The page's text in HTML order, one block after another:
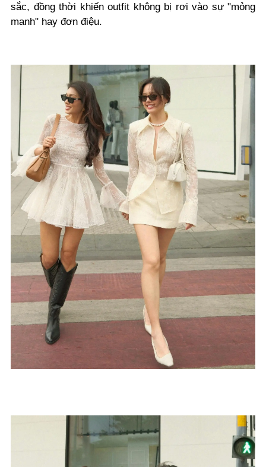
sắc, đồng thời khiến outfit không bị rơi vào sự "mỏng
manh" hay đơn điệu.